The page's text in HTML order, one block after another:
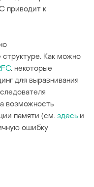
приводит к
Как можно
, некоторые
для выравнивания
возможность
памяти (см. здесь и
ошибку